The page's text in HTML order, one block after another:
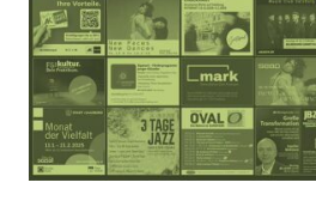
KULTplan ABO
Kultur in Salzburg
Finde täglich bis zu 50